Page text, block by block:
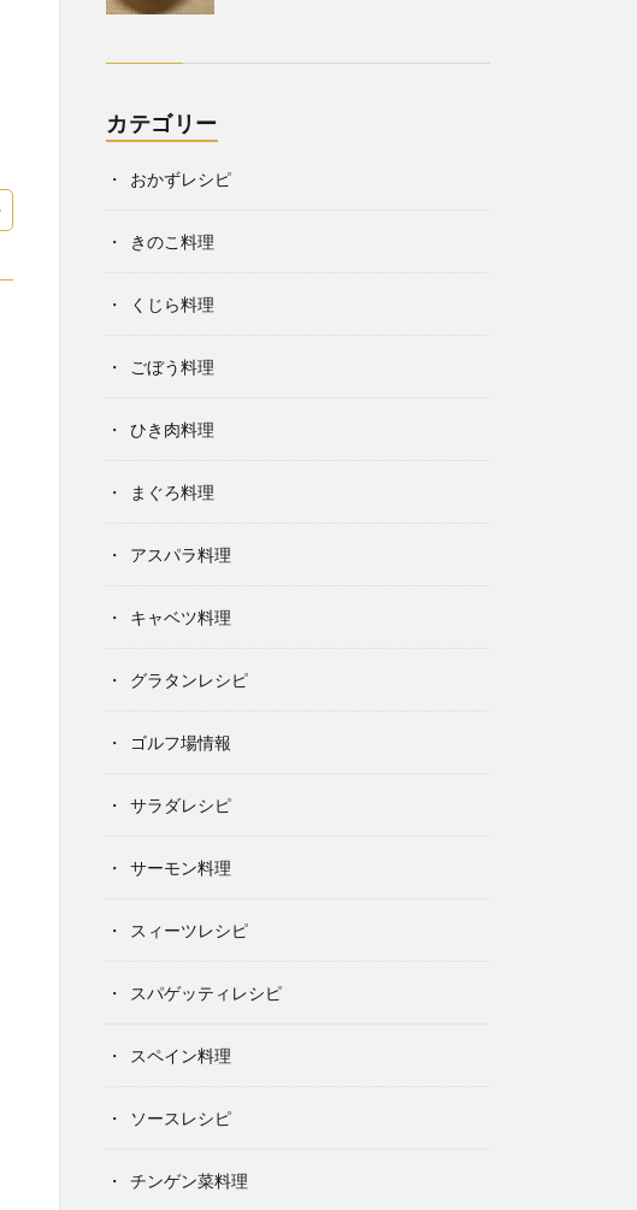
カテゴリー
おかずレシピ
きのこ料理
くじら料理
ごぼう料理
ひき肉料理
まぐろ料理
アスパラ料理
キャベツ料理
グラタンレシピ
ゴルフ場情報
サラダレシピ
サーモン料理
スィーツレシピ
スパゲッティレシピ
スペイン料理
ソースレシピ
チンゲン菜料理